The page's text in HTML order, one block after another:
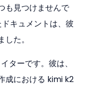
も見つけませんで
キュメントは、彼
た。
ターです。彼は、
成における kimi k2